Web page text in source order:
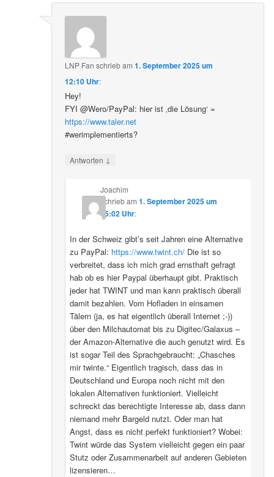
LNP Fan schriebam1. September 2025 um
12:10 Uhr:
Hey!
FYI @Wero/PayPal: hier ist ‚die Lösung‘ =
https://www.taler.net
#werimplementierts?
Antworten ↓
Joachim
schriebam 1. September 2025 um
15:02 Uhr:
In der Schweiz gibt’s seit Jahren eine Alternative
zu PayPal: https://www.twint.ch/Die ist so
verbreitet, dass ich mich grad ernsthaft gefragt
hab ob es hier Paypal überhaupt gibt. Praktisch
jeder hat TWINT und man kann praktisch überall
damit bezahlen. Vom Hofladen in einsamen
Tälern (ja, es hat eigentlich überall Internet ;-))
über den Milchautomat bis zu Digitec/Galaxus –
der Amazon-Alternative die auch genutzt wird. Es
ist sogar Teil des Sprachgebraucht: „Chasches
mir twinte.“ Eigentlich tragisch, dass das in
Deutschland und Europa noch nicht mit den
lokalen Alternativen funktioniert. Vielleicht
schreckt das berechtigte Interesse ab, dass dann
niemand mehr Bargeld nutzt. Oder man hat
Angst, dass es nicht perfekt funktioniert? Wobei:
Twint würde das System vielleicht gegen ein paar
Stutz oder Zusammenarbeit auf anderen Gebieten
lizensieren…